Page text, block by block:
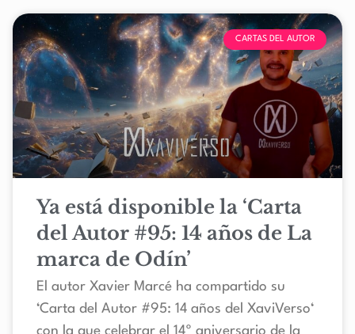
CARTAS DEL AUTOR
Ya está disponible la ‘Carta
del Autor #95: 14 años de La
marca de Odín’
El autor Xavier Marcé ha compartido su
‘Carta del Autor #95: 14 años del XaviVerso‘
con la que celebrar el 14º aniversario de la